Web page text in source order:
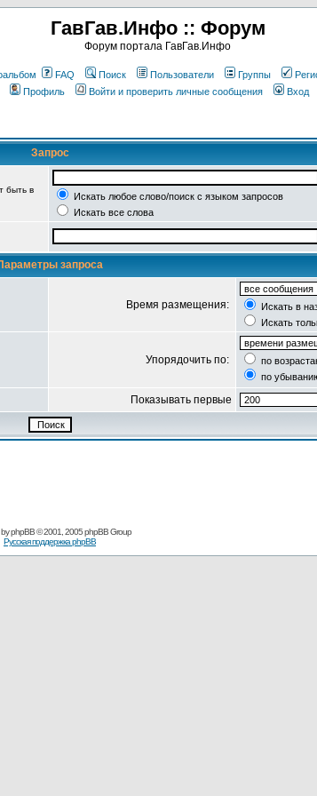
ГавГав.Инфо :: Форум
Форум портала ГавГав.Инфо
FAQ Поиск Пользователи Группы
Профиль
Войти и проверить личные сообщения Вход
Запрос
быть в
Искать любое слово/поиск с языком запросов
Искать все слова
запроса
Время размещения:
Искать в
Искать
Упорядочить по:
по
по
Показывать первые
byphpBB© 2001, 2005 phpBB Group
Русская поддержка phpBB